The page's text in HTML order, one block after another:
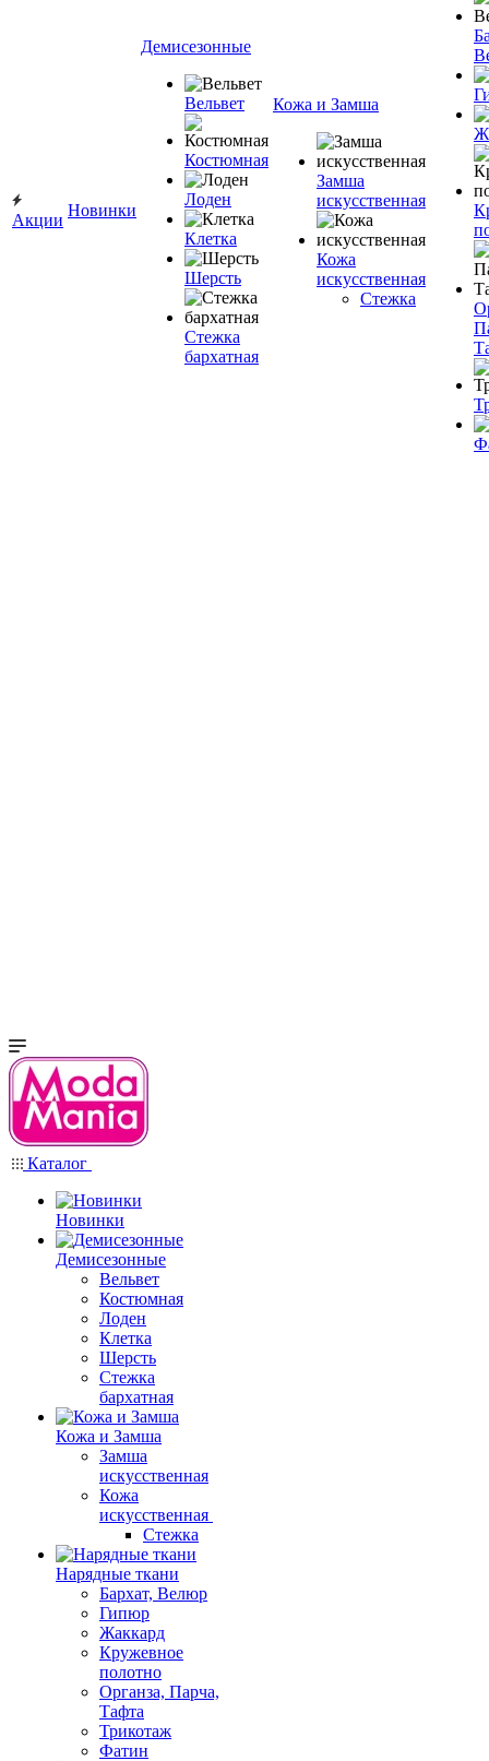
Акции
Новинки
Демисезонные
Вельвет
Костюмная
Лоден
Клетка
Шерсть
Стежка
бархатная
Кожа и Замша
Замша
искусственная
Кожа
искусственная
Стежка
Каталог
Новинки
Демисезонные
Вельвет
Костюмная
Лоден
Клетка
Шерсть
Стежка
бархатная
Кожа и Замша
Замша
искусственная
Кожа
искусственная
Стежка
Нарядные ткани
Бархат, Велюр
Гипюр
Жаккард
Кружевное
полотно
Органза, Парча,
Тафта
Трикотаж
Фатин